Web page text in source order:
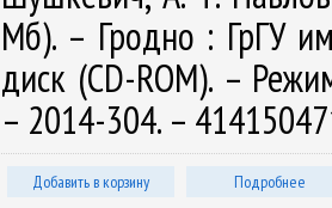
Мб). – Гродно : ГрГУ
диск (CD-ROM). –
– 2014-304. –
Добавить в корзину Подробнее